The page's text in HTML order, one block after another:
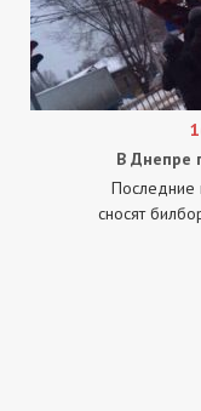
В Днепре
Последние
сносят